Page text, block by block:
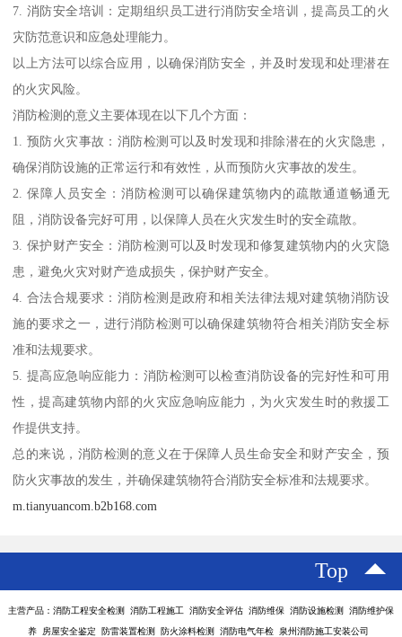
7. 消防安全培训：定期组织员工进行消防安全培训，提高员工的火
灾防范意识和应急处理能力。
以上方法可以综合应用，以确保消防安全，并及时发现和处理潜在
的火灾风险。
消防检测的意义主要体现在以下几个方面：
1. 预防火灾事故：消防检测可以及时发现和排除潜在的火灾隐患，
确保消防设施的正常运行和有效性，从而预防火灾事故的发生。
2. 保障人员安全：消防检测可以确保建筑物内的疏散通道畅通无
阻，消防设备完好可用，以保障人员在火灾发生时的安全疏散。
3. 保护财产安全：消防检测可以及时发现和修复建筑物内的火灾隐
患，避免火灾对财产造成损失，保护财产安全。
4. 合法合规要求：消防检测是政府和相关法律法规对建筑物消防设
施的要求之一，进行消防检测可以确保建筑物符合相关消防安全标
准和法规要求。
5. 提高应急响应能力：消防检测可以检查消防设备的完好性和可用
性，提高建筑物内部的火灾应急响应能力，为火灾发生时的救援工
作提供支持。
总的来说，消防检测的意义在于保障人员生命安全和财产安全，预
防火灾事故的发生，并确保建筑物符合消防安全标准和法规要求。
m.tianyuancom.b2b168.com
Top
主营产品：消防工程安全检测 消防工程施工 消防安全评估 消防维保 消防设施检测 消防维护保
养 房屋安全鉴定 防雷装置检测 防火涂料检测 消防电气年检 泉州消防施工安装公司